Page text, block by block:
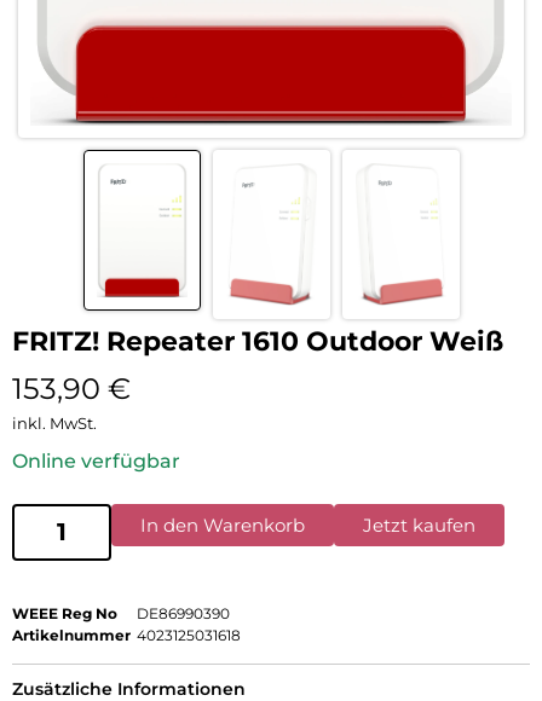
FRITZ! Repeater 1610 Outdoor Weiß
153,90 €
inkl. MwSt.
Online verfügbar
In den Warenkorb Jetzt kaufen
WEEE Reg No
DE86990390
Artikelnummer 4023125031618
Zusätzliche Informationen